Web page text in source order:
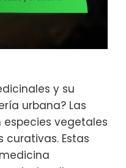
y su
urbana? Las
vegetales
curativas. Estas